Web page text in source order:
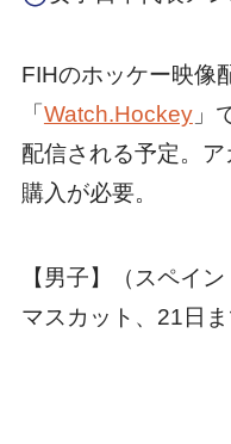
FIHのホッケー映像
「 Watch.Hockey」
配信される予定。
購入が必要。
【男子】（スペイ
マスカット、21日ま